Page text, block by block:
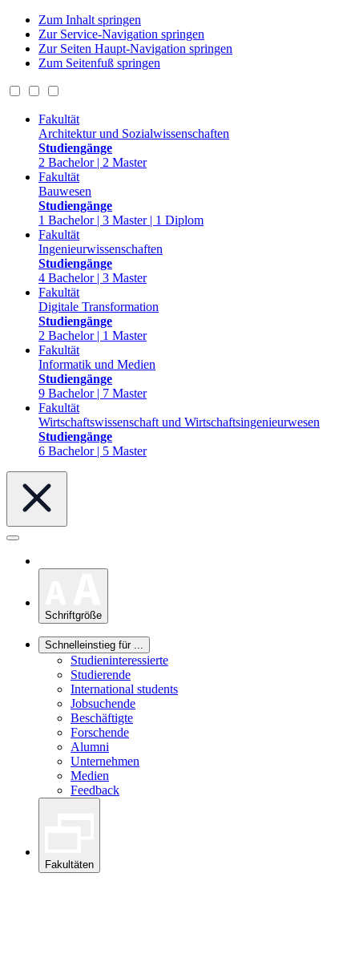
Zum Inhalt springen
Zur Service-Navigation springen
Zur Seiten Haupt-Navigation springen
Zum Seitenfuß springen
Fakultät
Architektur und Sozialwissenschaften
Studiengänge
2 Bachelor | 2 Master
Fakultät
Bauwesen
Studiengänge
1 Bachelor | 3 Master | 1 Diplom
Fakultät
Ingenieurwissenschaften
Studiengänge
4 Bachelor | 3 Master
Fakultät
Digitale Transformation
Studiengänge
2 Bachelor | 1 Master
Fakultät
Informatik und Medien
Studiengänge
9 Bachelor | 7 Master
Fakultät
Wirtschaftswissenschaft und Wirtschaftsingenieurwesen
Studiengänge
6 Bachelor | 5 Master
Schriftgröße
Schnelleinstieg für ...
Studieninteressierte
Studierende
International students
Jobsuchende
Beschäftigte
Forschende
Alumni
Unternehmen
Medien
Feedback
Fakultäten